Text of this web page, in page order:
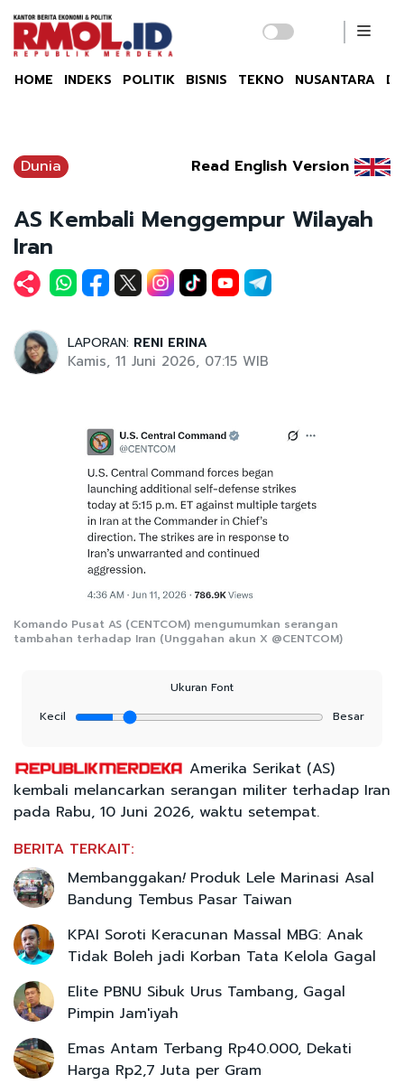
HOME INDEKS POLITIK BISNIS TEKNO NUSANTARA
Dunia Read English Version
AS Kembali Menggempur Wilayah
Iran
LAPORAN: RENI ERINA
Kamis, 11 Juni 2026, 07:15 WIB
Komando Pusat AS (CENTCOM) mengumumkan serangan
tambahan terhadap Iran (Unggahan akun X @CENTCOM)
Ukuran Font
Kecil
Besar
Amerika Serikat (AS)
kembali melancarkan serangan militer terhadap Iran
pada Rabu, 10 Juni 2026, waktu setempat.
BERITA TERKAIT:
Membanggakan!Produk Lele Marinasi Asal
Bandung Tembus Pasar Taiwan
KPAI Soroti Keracunan Massal MBG: Anak
Tidak Boleh jadi Korban Tata Kelola Gagal
Elite PBNU Sibuk Urus Tambang, Gagal
Pimpin Jam'iyah
Emas Antam Terbang Rp40.000, Dekati
Harga Rp2,7 Juta per Gram